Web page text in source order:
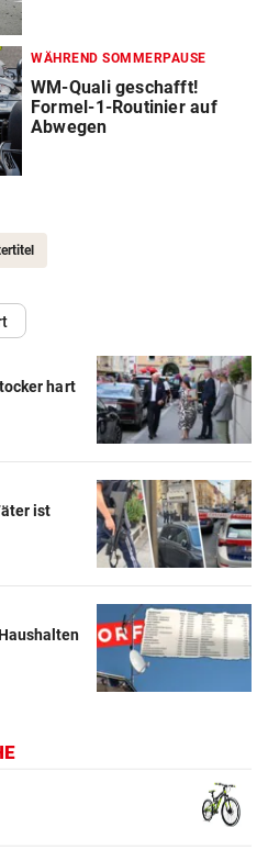
WÄHREND SOMMERPAUSE
WM-Quali geschafft!
Formel-1-Routinier auf
Abwegen
hart
ist